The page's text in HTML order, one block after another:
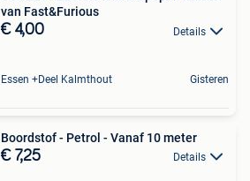
van Fast&Furious
€ 4,00 Details
Essen +Deel Kalmthout Gisteren
Boordstof - Petrol - Vanaf 10 meter
€ 7,25 Details